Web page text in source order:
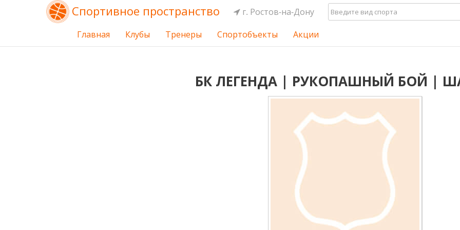
Спортивное пространство г. Ростов-на-Дону
Главная Клубы Тренеры Спортобъекты Акции
БК ЛЕГЕНДА | РУКОПАШНЫЙ БОЙ |